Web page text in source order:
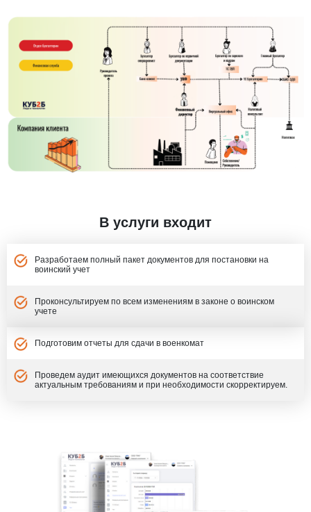
В услуги входит
Разработаем полный пакет документов для постановки на
воинский учет
Проконсультируем по всем изменениям в законе о воинском
учете
Подготовим отчеты для сдачи в военкомат
Проведем аудит имеющихся документов на соответствие
актуальным требованиям и при необходимости скорректируем.